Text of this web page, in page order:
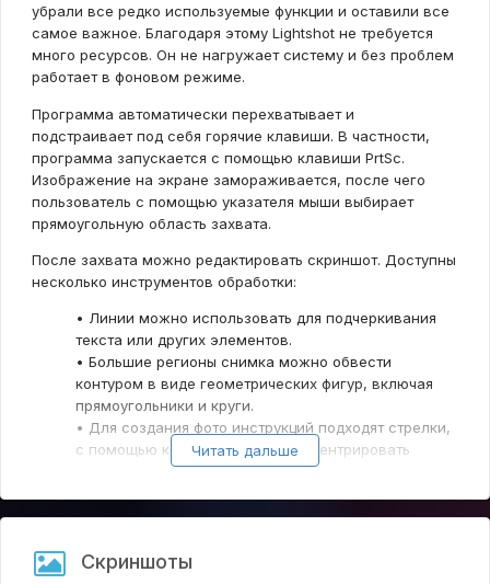
убрали все редко используемые функции и оставили все
самое важное. Благодаря этому Lightshot не требуется
много ресурсов. Он не нагружает систему и без проблем
работает в фоновом режиме.
Программа автоматически перехватывает и
подстраивает под себя горячие клавиши. В частности,
программа запускается с помощью клавиши PrtSc.
Изображение на экране замораживается, после чего
пользователь с помощью указателя мыши выбирает
прямоугольную область захвата.
После захвата можно редактировать скриншот. Доступны
несколько инструментов обработки:
• Линии можно использовать для подчеркивания
текста или других элементов.
• Большие регионы снимка можно обвести
контуром в виде геометрических фигур, включая
прямоугольники и круги.
• Для создания фото инструкций подходят стрелки,
с помощью которых можно сконцентрировать
внимание зрителя на отдельных элементах
стрелки разных цветов и размеров. Помимо этого можно
создавать рисунки карандашом и добавлять текстовые
Читать дальше
Скриншоты